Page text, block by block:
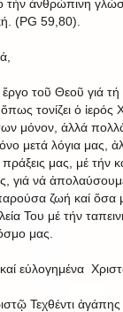
τήν ἀνθρώπινη
(PG 59,80).
τοῦ Θεοῦ γιά τή
τονίζει ὁ ἱερός
μόνον, ἀλλά
μετά λόγια μας,
μας, μέ τήν
γιά νά
ζωή καί ὅσα
Του μέ τήν
μας.
εὐλογημένα
Τεχθέντι